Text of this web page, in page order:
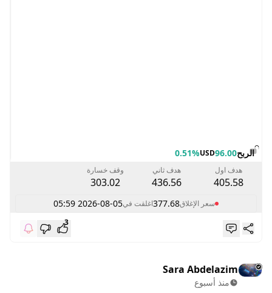
الربح96.00
USD
0.51%
هدف اول
405.58
هدف ثاني
436.56
وقف خسارة
303.02
سعر الإغلاق377.68اغلقت في2026-08-05 05:59
3
Sara Abdelazim
منذ أسبوع